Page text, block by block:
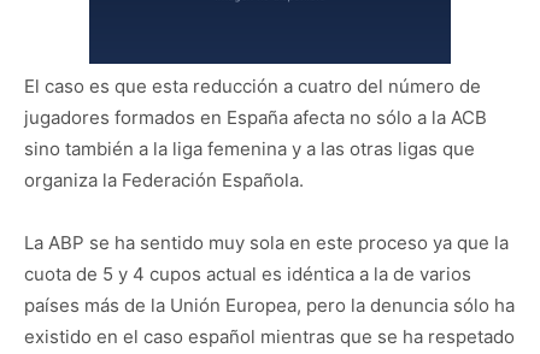
El caso es que esta reducción a cuatro del número de
jugadores formados en España afecta no sólo a la ACB
sino también a la liga femenina y a las otras ligas que
organiza la Federación Española.
La ABP se ha sentido muy sola en este proceso ya que la
cuota de 5 y 4 cupos actual es idéntica a la de varios
países más de la Unión Europea, pero la denuncia sólo ha
existido en el caso español mientras que se ha respetado